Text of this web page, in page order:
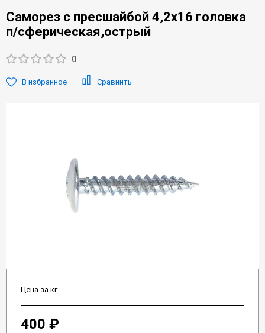
Саморез с пресшайбой 4,2х16 головка
п/сферическая,острый
0
В избранное Сравнить
Цена за кг
400 ₽